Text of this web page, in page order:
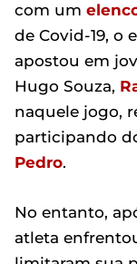
com um
de Covid-19, o
apostou em
Hugo Souza,
naquele jogo,
participando
Pedro.
No entanto,
atleta